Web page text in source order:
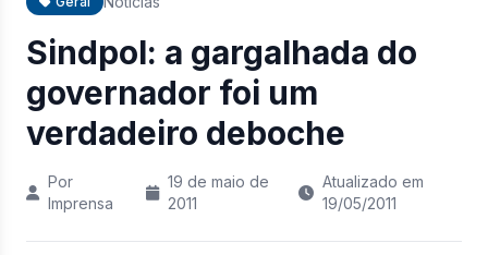
Sindpol: a gargalhada do
governador foi um
verdadeiro deboche
Por
Imprensa
19 de maio de
2011
Atualizado em
19/05/2011